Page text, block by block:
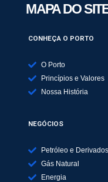
MAPA DO
CONHEÇA O PORTO
O Porto
Princípios e Valores
Nossa História
NEGÓCIOS
Petróleo e Derivados
Gás Natural
Energia